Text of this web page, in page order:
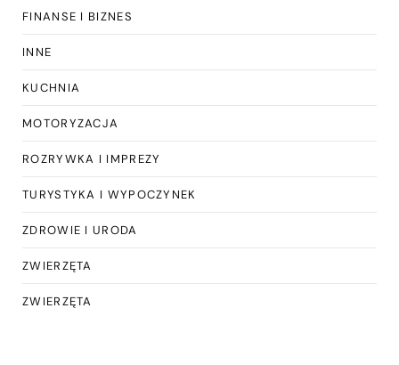
FINANSE I BIZNES
INNE
KUCHNIA
MOTORYZACJA
ROZRYWKA I IMPREZY
TURYSTYKA I WYPOCZYNEK
ZDROWIE I URODA
ZWIERZĘTA
ZWIERZĘTA